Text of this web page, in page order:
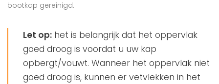
bootkap gereinigd.
Let op: het is belangrijk dat het oppervlak
goed droog is voordat u uw kap
opbergt/vouwt. Wanneer het oppervlak niet
goed droog is, kunnen er vetvlekken in het